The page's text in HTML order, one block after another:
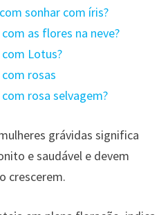
sonhar com íris?
as flores na neve?
Lotus?
rosas
rosa selvagem?
grávidas significa
e saudável e devem
crescerem.